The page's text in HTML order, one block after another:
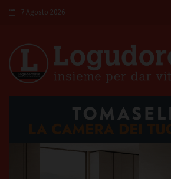
7 Agosto 2026